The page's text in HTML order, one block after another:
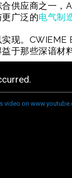
供应商之一
广泛的电气制
现。
于那些深谙材